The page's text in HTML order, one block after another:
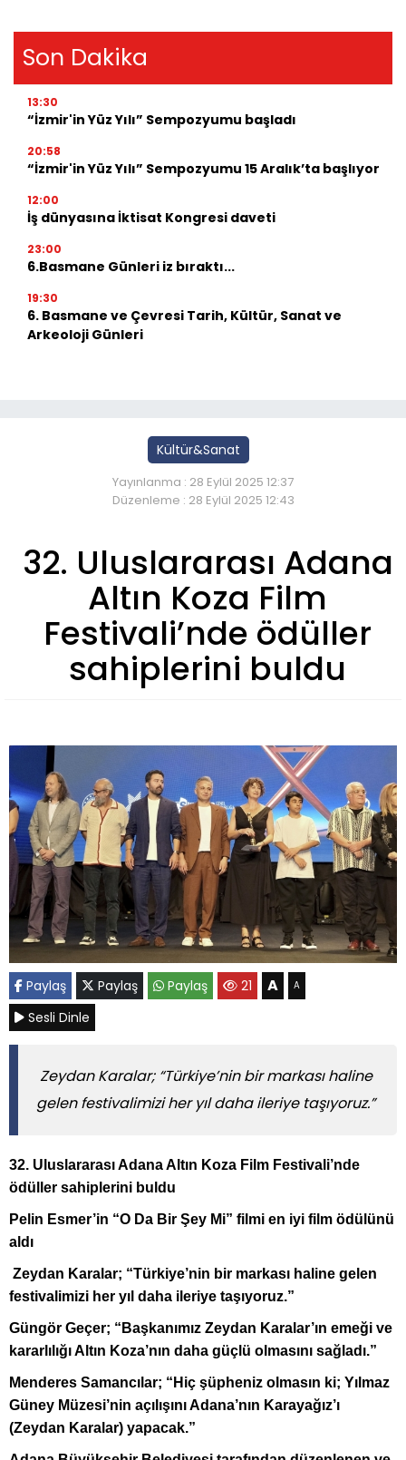
Son Dakika
13:30
“İzmir'in Yüz Yılı” Sempozyumu başladı
20:58
“İzmir'in Yüz Yılı” Sempozyumu 15 Aralık’ta başlıyor
12:00
İş dünyasına İktisat Kongresi daveti
23:00
6.Basmane Günleri iz bıraktı...
19:30
6. Basmane ve Çevresi Tarih, Kültür, Sanat ve
Arkeoloji Günleri
Kültür&Sanat
Yayınlanma : 28 Eylül 2025 12:37
Düzenleme : 28 Eylül 2025 12:43
32. Uluslararası Adana
Altın Koza Film
Festivali’nde ödüller
sahiplerini buldu
Paylaş Paylaş Paylaş 21 A A
Sesli Dinle
Zeydan Karalar; “Türkiye’nin bir markası haline
gelen festivalimizi her yıl daha ileriye taşıyoruz.”
32. Uluslararası Adana Altın Koza Film Festivali’nde
ödüller sahiplerini buldu
Pelin Esmer’in “O Da Bir Şey Mi” filmi en iyi film ödülünü
aldı
Zeydan Karalar; “Türkiye’nin bir markası haline gelen
festivalimizi her yıl daha ileriye taşıyoruz.”
Güngör Geçer; “Başkanımız Zeydan Karalar’ın emeği ve
kararlılığı Altın Koza’nın daha güçlü olmasını sağladı.”
Menderes Samancılar; “Hiç şüpheniz olmasın ki; Yılmaz
Güney Müzesi’nin açılışını Adana’nın Karayağız’ı
(Zeydan Karalar) yapacak.”